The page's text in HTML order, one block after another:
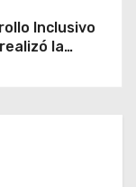
Inclusivo
la
Regulación